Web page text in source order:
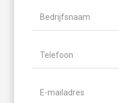
Bedrijfsnaam
Telefoon